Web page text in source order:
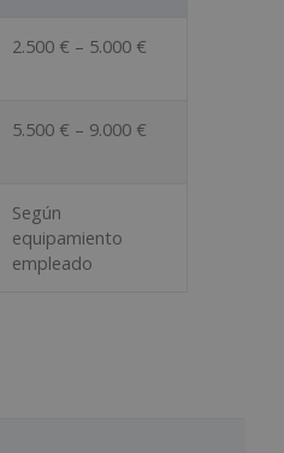
2.500 € – 5.000 €
5.500 € – 9.000 €
Según
equipamiento
empleado